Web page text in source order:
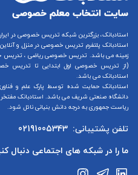
استادبانک، بزرگترین شبکه تدریس خصوصی در
استادبانک پلتفرم تدریس خصوصی در منزل و
زمینه می باشد. تدریس خصوصی ریاضی ، تدریس
(از تدریس خصوصی اول ابتدایی تا تدریس
استادبانک می باشد.
استادبانک حمایت شده توسط پارک علم و
دانشگاه صنعتی شریف می باشد. استادبانک مفتخر
ریاست جمهوری به درجه دانش بنیانی نائل شود.
تلفن پشتیبانی: 02191005343
ما را در شبکه های اجتماعی دنبال